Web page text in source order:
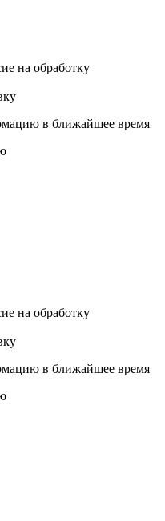
на обработку
в ближайшее время
на обработку
в ближайшее время